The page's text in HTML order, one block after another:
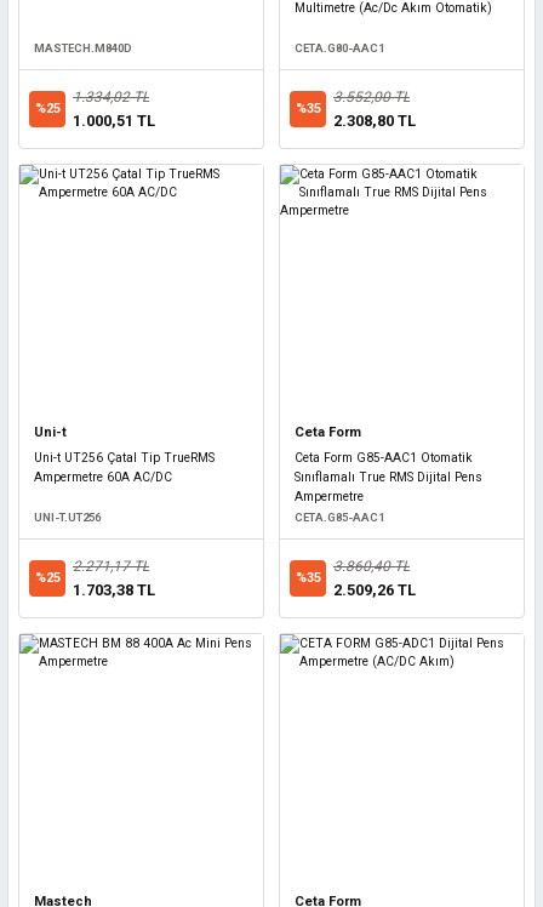
MASTECH.M840D
%25
1.334,02 TL
1.000,51 TL
Multimetre (Ac/Dc Akım Otomatik)
CETA.G80-AAC1
%35
3.552,00 TL
2.308,80 TL
Uni-t
Uni-t UT256 Çatal Tip TrueRMS
Ampermetre 60A AC/DC
UNI-T.UT256
%25
2.271,17 TL
1.703,38 TL
Ceta Form
Ceta Form G85-AAC1 Otomatik
Sınıflamalı True RMS Dijital Pens
Ampermetre
CETA.G85-AAC1
%35
3.860,40 TL
2.509,26 TL
Mastech Ceta Form